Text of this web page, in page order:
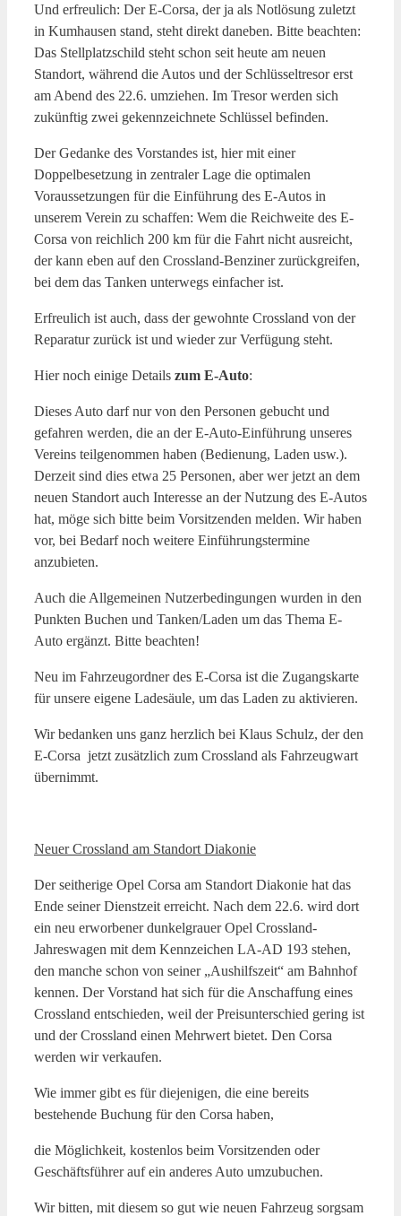
Und erfreulich: Der E-Corsa, der ja als Notlösung zuletzt
in Kumhausen stand, steht direkt daneben. Bitte beachten:
Das Stellplatzschild steht schon seit heute am neuen
Standort, während die Autos und der Schlüsseltresor erst
am Abend des 22.6. umziehen. Im Tresor werden sich
zukünftig zwei gekennzeichnete Schlüssel befinden.
Der Gedanke des Vorstandes ist, hier mit einer
Doppelbesetzung in zentraler Lage die optimalen
Voraussetzungen für die Einführung des E-Autos in
unserem Verein zu schaffen: Wem die Reichweite des E-
Corsa von reichlich 200 km für die Fahrt nicht ausreicht,
der kann eben auf den Crossland-Benziner zurückgreifen,
bei dem das Tanken unterwegs einfacher ist.
Erfreulich ist auch, dass der gewohnte Crossland von der
Reparatur zurück ist und wieder zur Verfügung steht.
Hier noch einige Details zum E-Auto:
Dieses Auto darf nur von den Personen gebucht und
gefahren werden, die an der E-Auto-Einführung unseres
Vereins teilgenommen haben (Bedienung, Laden usw.).
Derzeit sind dies etwa 25 Personen, aber wer jetzt an dem
neuen Standort auch Interesse an der Nutzung des E-Autos
hat, möge sich bitte beim Vorsitzenden melden. Wir haben
vor, bei Bedarf noch weitere Einführungstermine
anzubieten.
Auch die Allgemeinen Nutzerbedingungen wurden in den
Punkten Buchen und Tanken/Laden um das Thema E-
Auto ergänzt. Bitte beachten!
Neu im Fahrzeugordner des E-Corsa ist die Zugangskarte
für unsere eigene Ladesäule, um das Laden zu aktivieren.
Wir bedanken uns ganz herzlich bei Klaus Schulz, der den
E-Corsa jetzt zusätzlich zum Crossland als Fahrzeugwart
übernimmt.
Neuer Crossland am Standort Diakonie
Der seitherige Opel Corsa am Standort Diakonie hat das
Ende seiner Dienstzeit erreicht. Nach dem 22.6. wird dort
ein neu erworbener dunkelgrauer Opel Crossland-
Jahreswagen mit dem Kennzeichen LA-AD 193 stehen,
den manche schon von seiner „Aushilfszeit“ am Bahnhof
kennen. Der Vorstand hat sich für die Anschaffung eines
Crossland entschieden, weil der Preisunterschied gering ist
und der Crossland einen Mehrwert bietet. Den Corsa
werden wir verkaufen.
Wie immer gibt es für diejenigen, die eine bereits
bestehende Buchung für den Corsa haben,
die Möglichkeit, kostenlos beim Vorsitzenden oder
Geschäftsführer auf ein anderes Auto umzubuchen.
Wir bitten, mit diesem so gut wie neuen Fahrzeug sorgsam